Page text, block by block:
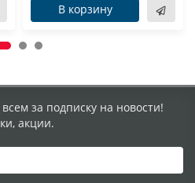
В корзину
за подписку на новости!
акции.